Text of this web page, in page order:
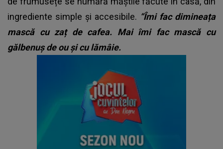
ingrediente simple și accesibile. “Îmi fac dimineața
mască cu zaț de cafea. Mai îmi fac mască cu
gălbenuș de ou și cu lămâie.